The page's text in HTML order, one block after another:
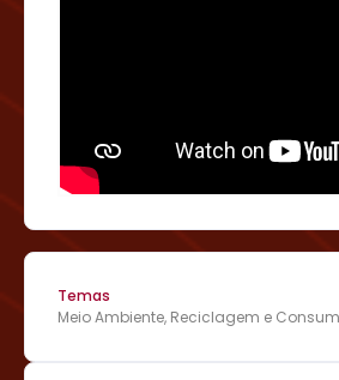
Temas
Meio Ambiente, Reciclagem e